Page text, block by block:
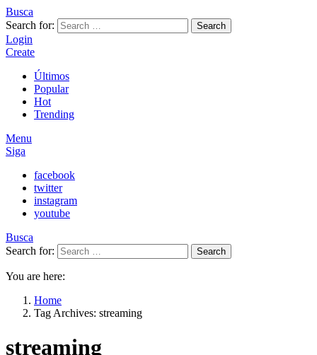
Busca
Search for:
Search
Login
Create
Últimos
Popular
Hot
Trending
Menu
Siga
facebook
twitter
instagram
youtube
Busca
Search for:
Search
You are here:
Home
Tag Archives: streaming
streaming